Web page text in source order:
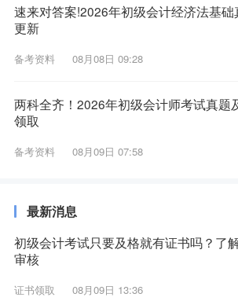
速来对答案!2026年初级会计经济法基
更新
备考资料 08月08日 09:28
两科全齐！2026年初级会计师考试真题
领取
备考资料 08月09日 07:58
最新消息
初级会计考试只要及格就有证书吗？了
审核
证书领取 08月09日 13:36